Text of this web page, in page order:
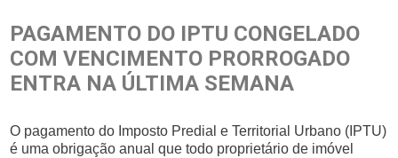
PAGAMENTO DO IPTU CONGELADO
COM VENCIMENTO PRORROGADO
ENTRA NA ÚLTIMA SEMANA
O pagamento do Imposto Predial e Territorial Urbano (IPTU)
é uma obrigação anual que todo proprietário de imóvel